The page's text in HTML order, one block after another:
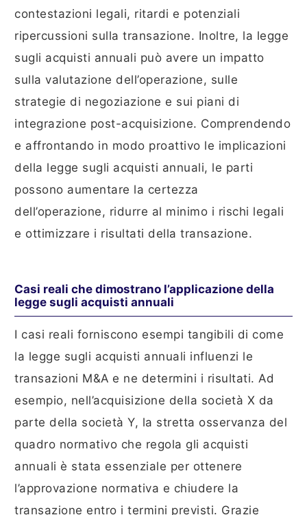
contestazioni legali, ritardi e potenziali
ripercussioni sulla transazione. Inoltre, la legge
sugli acquisti annuali può avere un impatto
sulla valutazione dell’operazione, sulle
strategie di negoziazione e sui piani di
integrazione post-acquisizione. Comprendendo
e affrontando in modo proattivo le implicazioni
della legge sugli acquisti annuali, le parti
possono aumentare la certezza
dell’operazione, ridurre al minimo i rischi legali
e ottimizzare i risultati della transazione.
Casi reali che dimostrano l’applicazione della
legge sugli acquisti annuali
I casi reali forniscono esempi tangibili di come
la legge sugli acquisti annuali influenzi le
transazioni M&A e ne determini i risultati. Ad
esempio, nell’acquisizione della società X da
parte della società Y, la stretta osservanza del
quadro normativo che regola gli acquisti
annuali è stata essenziale per ottenere
l’approvazione normativa e chiudere la
transazione entro i termini previsti. Grazie